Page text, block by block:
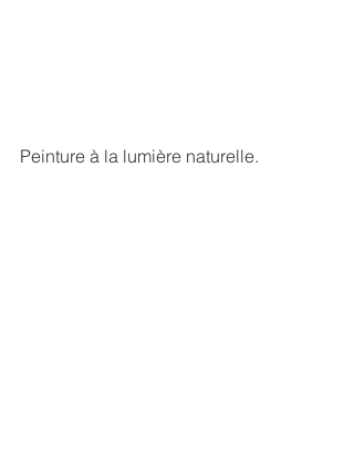
Peinture à la lumière naturelle.